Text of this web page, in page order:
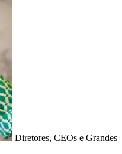
Diretores, CEOs e Grandes